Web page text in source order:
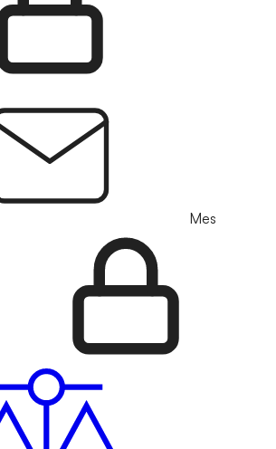
Mes